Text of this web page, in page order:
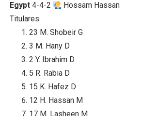
Egypt 4-4-2
Hossam Hassan
Titulares
23 M. Shobeir G
3 M. Hany D
2 Y. Ibrahim D
5 R. Rabia D
15 K. Hafez D
12 H. Hassan M
17 M. Lasheen M